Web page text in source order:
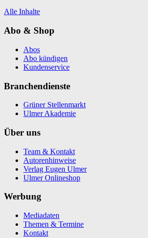
Alle Inhalte
Abo & Shop
Abos
Abo kündigen
Kundenservice
Branchendienste
Grüner Stellenmarkt
Ulmer Akademie
Über uns
Team & Kontakt
Autorenhinweise
Verlag Eugen Ulmer
Ulmer Onlineshop
Werbung
Mediadaten
Themen & Termine
Kontakt